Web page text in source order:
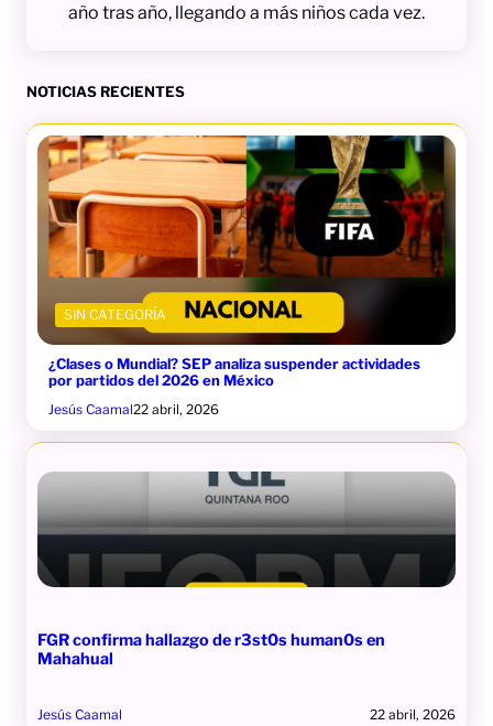
año tras año, llegando a más niños cada vez.
NOTICIAS RECIENTES
SIN CATEGORÍA
¿Clases o Mundial? SEP analiza suspender actividades
por partidos del 2026 en México
Jesús Caamal22 abril, 2026
FGR confirma hallazgo de r3st0s human0s en
Mahahual
Jesús Caamal 22 abril, 2026